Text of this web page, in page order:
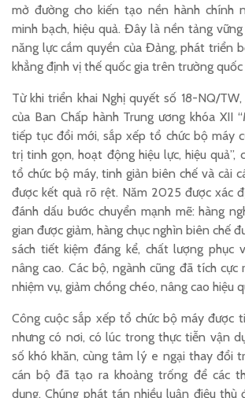
mở đường cho kiến tạo nền hành chính
minh bạch, hiệu quả. Đây là nền tảng
năng lực cầm quyền của Đảng, phát triển
khẳng định vị thế quốc gia trên trường quốc
Từ khi triển khai Nghị quyết số 18-NQ/
của Ban Chấp hành Trung ương khóa XII
tiếp tục đổi mới, sắp xếp tổ chức bộ máy
trị tinh gọn, hoạt động hiệu lực, hiệu quả”,
tổ chức bộ máy, tinh giản biên chế và cải
được kết quả rõ rệt. Năm 2025 được xác
đánh dấu bước chuyển mạnh mẽ: hàng
gian được giảm, hàng chục nghìn biên chế
sách tiết kiệm đáng kể, chất lượng phục
nâng cao. Các bộ, ngành cũng đã tích cực
nhiệm vụ, giảm chồng chéo, nâng cao hiệu
Công cuộc sắp xếp tổ chức bộ máy được
nhưng có nơi, có lúc trong thực tiễn vận
số khó khăn, cùng tâm lý e ngại thay đổi
cán bộ đã tạo ra khoảng trống để các
dụng. Chúng phát tán nhiều luận điệu thù